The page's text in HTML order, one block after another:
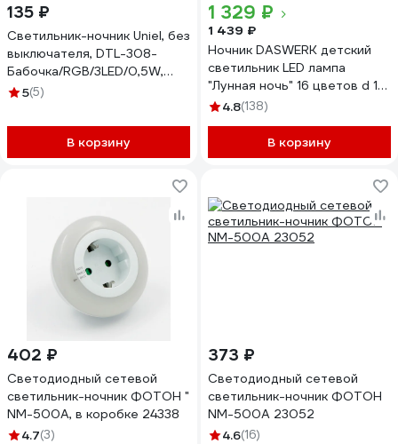
135 ₽
Светильник-ночник Uniel, без
выключателя, DTL-308-
Бабочка/RGB/3LED/0,5W,
10318
5(5)
В корзину
1 329 ₽
1 439 ₽
Ночник DASWERK детский
светильник LED лампа
"Лунная ночь" 16 цветов d 15
см с пультом 237952
4.8(138)
В корзину
402 ₽
Светодиодный сетевой
светильник-ночник ФОТОН "
NM-500A, в коробке 24338
4.7(3)
373 ₽
Светодиодный сетевой
светильник-ночник ФОТОН
NM-500A 23052
4.6(16)